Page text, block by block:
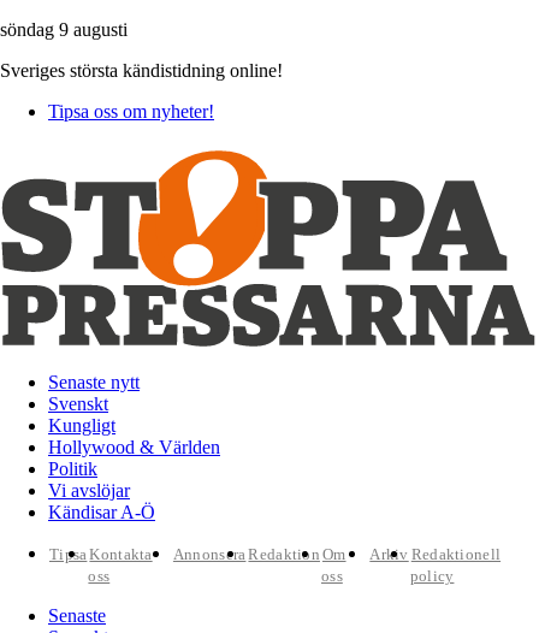
söndag 9 augusti
Sveriges största kändistidning online!
Tipsa oss om nyheter!
Senaste nytt
Svenskt
Kungligt
Hollywood & Världen
Politik
Vi avslöjar
Kändisar A-Ö
TipsaKontakta
oss
AnnonseraRedaktion Om
oss
Arkiv Redaktionell
policy
Senaste